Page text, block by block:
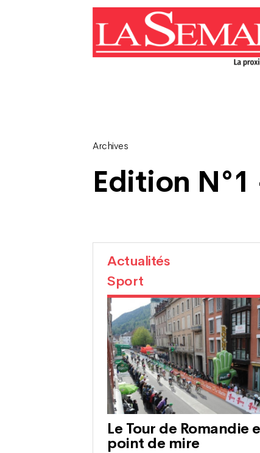
Archives
Edition
Actualités
Sport
Le Tour de Romandie
point de mire